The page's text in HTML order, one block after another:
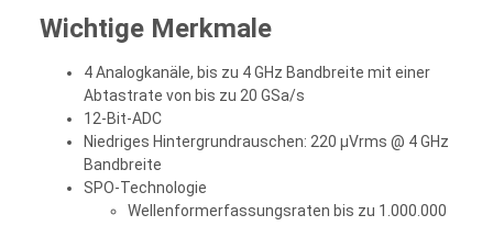
Wichtige Merkmale
4 Analogkanäle, bis zu 4 GHz Bandbreite mit einer
Abtastrate von bis zu 20 GSa/s
12-Bit-ADC
Niedriges Hintergrundrauschen: 220 µVrms @ 4 GHz
Bandbreite
SPO-Technologie
Wellenformerfassungsraten bis zu 1.000.000